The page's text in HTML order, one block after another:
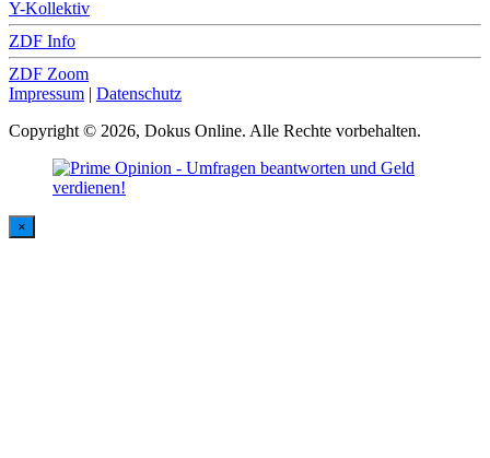
Y-Kollektiv
ZDF Info
ZDF Zoom
Impressum | Datenschutz
Copyright © 2026, Dokus Online. Alle Rechte vorbehalten.
×